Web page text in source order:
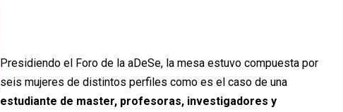
Presidiendo el Foro de la aDeSe, la mesa estuvo compuesta por
seis mujeres de distintos perfiles como es el caso de una
estudiante de master, profesoras, investigadores y